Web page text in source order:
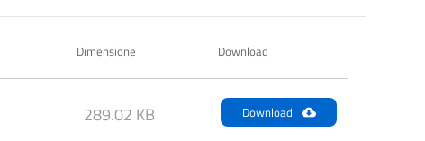
Dimensione Download
289.02 KB Download